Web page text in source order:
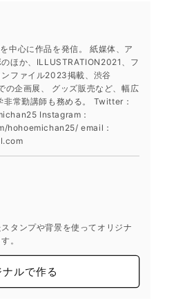
中心に作品を発信。 紙媒体、ア
ほか、ILLUSTRATION2021、フ
ファイル2023掲載、渋谷
の企画展、 グッズ販売など、幅広
非常勤講師も務める。 Twitter：
Instagram：
hohoemichan25/ email：
タンプや背景を使ってオリジナ
。
ルで作る